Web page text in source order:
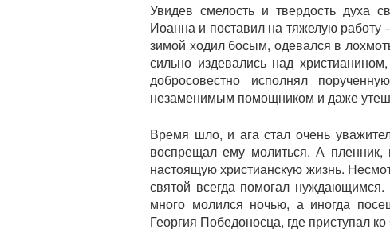
Увидев смелость и твердость духа
Иоанна и поставил на тяжелую работу
зимой ходил босым, одевался в
сильно издевались над
добросовестно исполнял
незаменимым помощником и даже
Время шло, и ага стал очень
воспрещал ему молиться. А пленник,
настоящую христианскую жизнь.
святой всегда помогал
много молился ночью, а иногда
Георгия Победоносца, где приступал